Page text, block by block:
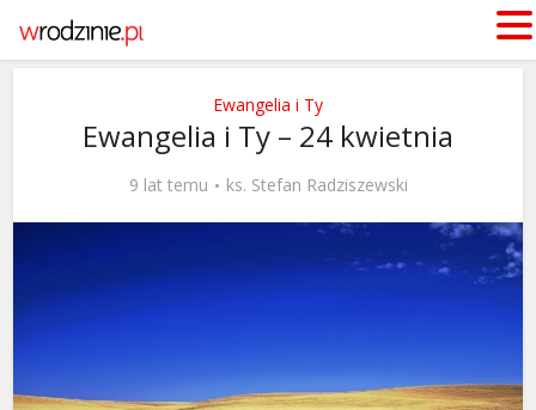
Ewangelia i Ty
Ewangelia i Ty – 24 kwietnia
9 lat temu ks. Stefan Radziszewski